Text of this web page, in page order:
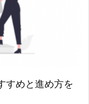
すめと進め方を